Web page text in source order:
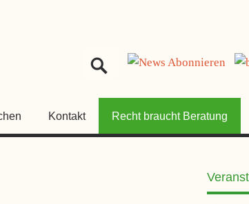
Kontakt Recht braucht Beratung